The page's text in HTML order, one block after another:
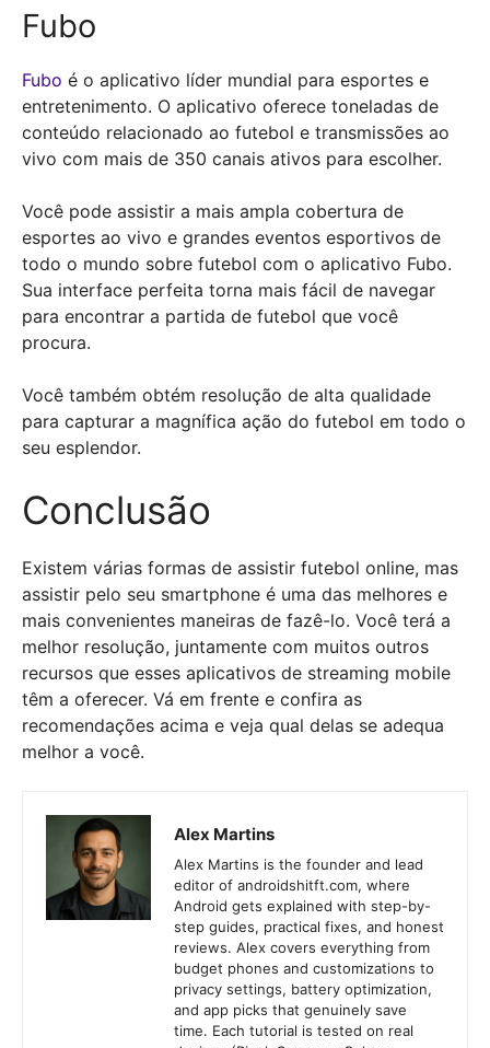
Fubo
Fubo é o aplicativo líder mundial para esportes e
entretenimento. O aplicativo oferece toneladas de
conteúdo relacionado ao futebol e transmissões ao
vivo com mais de 350 canais ativos para escolher.
Você pode assistir a mais ampla cobertura de
esportes ao vivo e grandes eventos esportivos de
todo o mundo sobre futebol com o aplicativo Fubo.
Sua interface perfeita torna mais fácil de navegar
para encontrar a partida de futebol que você
procura.
Você também obtém resolução de alta qualidade
para capturar a magnífica ação do futebol em todo o
seu esplendor.
Conclusão
Existem várias formas de assistir futebol online, mas
assistir pelo seu smartphone é uma das melhores e
mais convenientes maneiras de fazê-lo. Você terá a
melhor resolução, juntamente com muitos outros
recursos que esses aplicativos de streaming mobile
têm a oferecer. Vá em frente e confira as
recomendações acima e veja qual delas se adequa
melhor a você.
Alex Martins
Alex Martins is the founder and lead
editor of androidshitft.com, where
Android gets explained with step-by-
step guides, practical fixes, and honest
reviews. Alex covers everything from
budget phones and customizations to
privacy settings, battery optimization,
and app picks that genuinely save
time. Each tutorial is tested on real